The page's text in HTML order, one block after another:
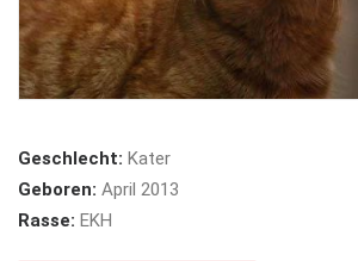
Geschlecht: Kater
Geboren: April 2013
Rasse: EKH